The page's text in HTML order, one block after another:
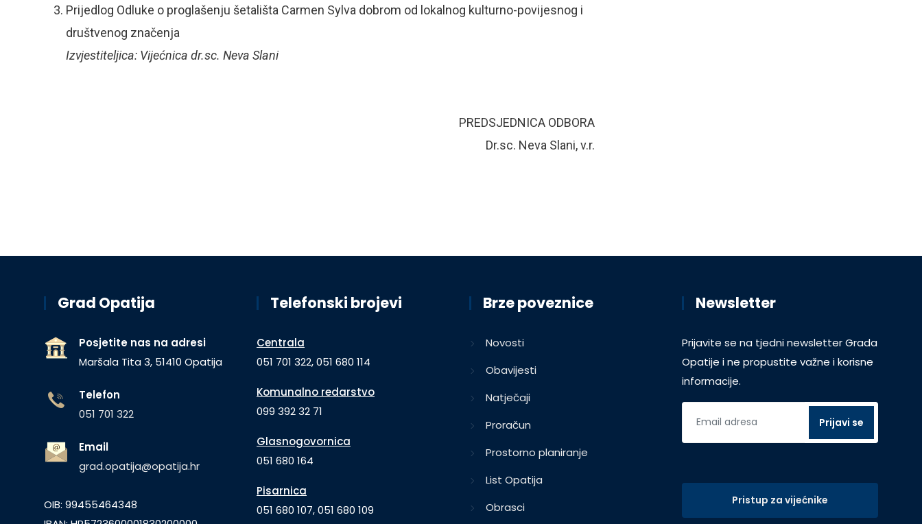
Prijedlog Odluke o proglašenju šetališta Carmen Sylva dobrom od lokalnog kulturno-povijesnog i
društvenog značenja
Izvjestiteljica: Vijećnica dr.sc. Neva Slani
PREDSJEDNICA ODBORA
Dr.sc. Neva Slani, v.r.
Grad Opatija
Posjetite nas na adresi
Maršala Tita 3, 51410 Opatija
Telefon
051 701 322
Email
grad.opatija@opatija.hr
OIB: 99455464348
Telefonski brojevi
Centrala
051 701 322, 051 680 114
Komunalno redarstvo
099 392 32 71
Glasnogovornica
051 680 164
Pisarnica
051 680 107, 051 680 109
Brze poveznice
Novosti
Obavijesti
Natječaji
Proračun
Prostorno planiranje
List Opatija
Obrasci
Newsletter
Prijavite se na tjedni newsletter Grada
Opatije i ne propustite važne i korisne
informacije.
Pristup za vijećnike